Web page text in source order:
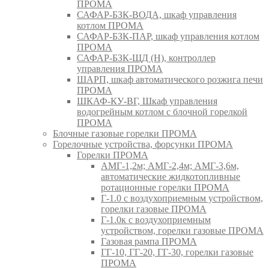
ПРОМА
САФАР-БЗК-ВОДА, шкаф управления
котлом ПРОМА
САФАР-БЗК-ПАР, шкаф управления котлом
ПРОМА
САФАР-БЗК-ЩД (Н), контроллер
управления ПРОМА
ШАРП, шкаф автоматического розжига печи
ПРОМА
ШКАФ-КУ-ВГ, Шкаф управления
водогрейным котлом с блочной горелкой
ПРОМА
Блочные газовые горелки ПРОМА
Горелочные устройства, форсунки ПРОМА
Горелки ПРОМА
АМГ-1,2м; АМГ-2,4м; АМГ-3,6м,
автоматические жидкотопливные
ротационные горелки ПРОМА
Г-1.0 с воздухоприемным устройством,
горелки газовые ПРОМА
Г-1.0к с воздухоприемным
устройством, горелки газовые ПРОМА
Газовая рампа ПРОМА
ГГ-10, ГГ-20, ГГ-30, горелки газовые
ПРОМА